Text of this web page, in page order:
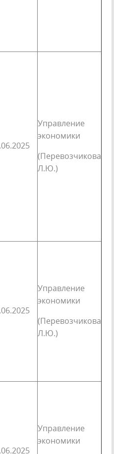
Управление
экономики
(Перевозчикова
Л.Ю.)
Управление
экономики
(Перевозчикова
Л.Ю.)
Управление
экономики